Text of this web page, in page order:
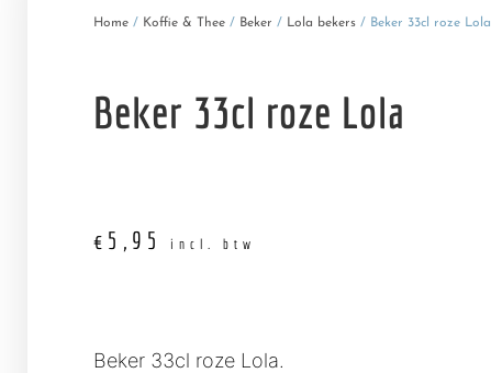
Home / Koffie & Thee / Beker / Lola bekers / Beker 33cl roze Lola
Beker 33cl roze Lola
€ 5,95 incl. btw
Beker 33cl roze Lola.